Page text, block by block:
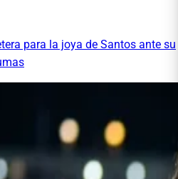
para la joya de Santos ante su